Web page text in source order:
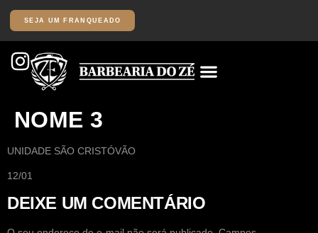
SEJA UM FRANQUEADO
NOME 3
UNIDADE SÃO CRISTÓVÃO
12/01
DEIXE UM COMENTÁRIO